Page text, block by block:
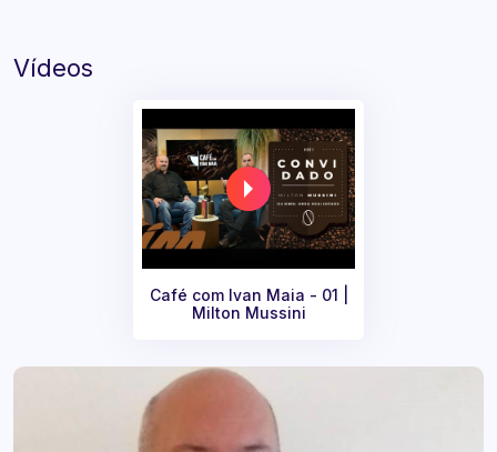
Vídeos
Café com Ivan Maia - 01 |
Milton Mussini